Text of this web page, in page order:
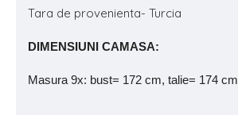
Tara de provenienta- Turcia
DIMENSIUNI CAMASA:
Masura 9x: bust= 172 cm, talie= 174 cm